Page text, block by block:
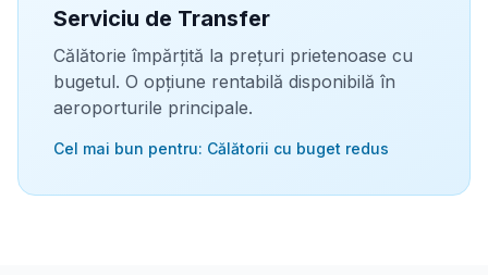
Serviciu de Transfer
Călătorie împărțită la prețuri prietenoase cu
bugetul. O opțiune rentabilă disponibilă în
aeroporturile principale.
Cel mai bun pentru: Călătorii cu buget redus